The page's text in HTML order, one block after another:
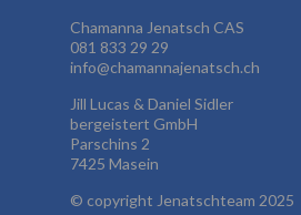
Chamanna Jenatsch CAS
081 833 29 29
info@chamannajenatsch.ch
Jill Lucas & Daniel Sidler
bergeistert GmbH
Parschins 2
7425 Masein
© copyright Jenatschteam 2025